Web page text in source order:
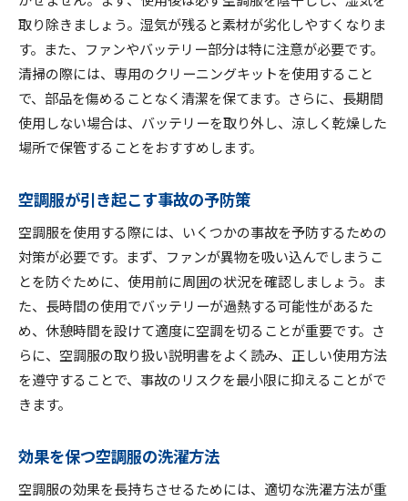
取り除きましょう。湿気が残ると素材が劣化しやすくなりま
す。また、ファンやバッテリー部分は特に注意が必要です。
清掃の際には、専用のクリーニングキットを使用すること
で、部品を傷めることなく清潔を保てます。さらに、長期間
使用しない場合は、バッテリーを取り外し、涼しく乾燥した
場所で保管することをおすすめします。
空調服が引き起こす事故の予防策
空調服を使用する際には、いくつかの事故を予防するための
対策が必要です。まず、ファンが異物を吸い込んでしまうこ
とを防ぐために、使用前に周囲の状況を確認しましょう。ま
た、長時間の使用でバッテリーが過熱する可能性があるた
め、休憩時間を設けて適度に空調を切ることが重要です。さ
らに、空調服の取り扱い説明書をよく読み、正しい使用方法
を遵守することで、事故のリスクを最小限に抑えることがで
きます。
効果を保つ空調服の洗濯方法
空調服の効果を長持ちさせるためには、適切な洗濯方法が重